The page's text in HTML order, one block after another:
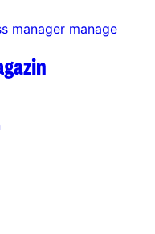
manager manage